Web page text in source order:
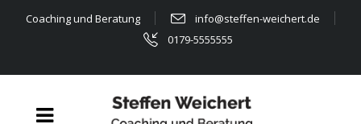
Coaching und Beratung
info@steffen-weichert.de
0179-5555555